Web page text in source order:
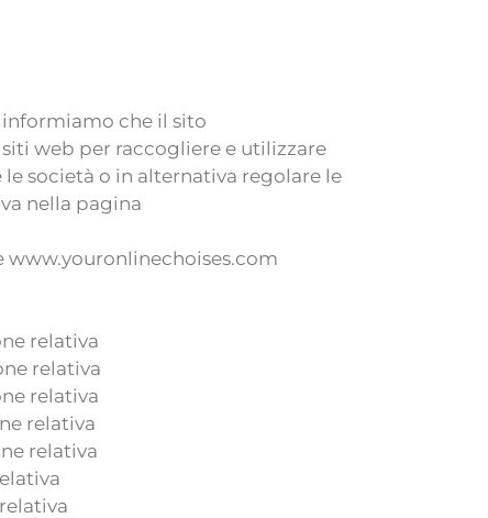
che il sito
web per raccogliere e utilizzare
società o in alternativa regolare le
nella pagina
relativa
relativa
relativa
relativa
relativa